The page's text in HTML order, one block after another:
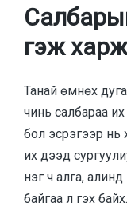
гэж
Танай өмнөх
чинь салбараа
бол эсрэгээр нь
их дээд
нэг ч алга,
байгаа л гэх